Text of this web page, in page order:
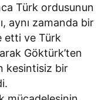
Türk ordusunun
aynı zamanda bir
etti ve Türk
Göktürk’ten
kesintisiz bir